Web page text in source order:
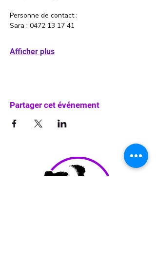
Personne de contact :
Sara : 0472 13 17 41
Afficher plus
Partager cet événement